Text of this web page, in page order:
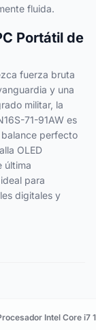
fluida.
Portátil de
fuerza bruta
y una
militar, la
71-91AW es
perfecto
OLED
última
para
digitales y
Intel Core